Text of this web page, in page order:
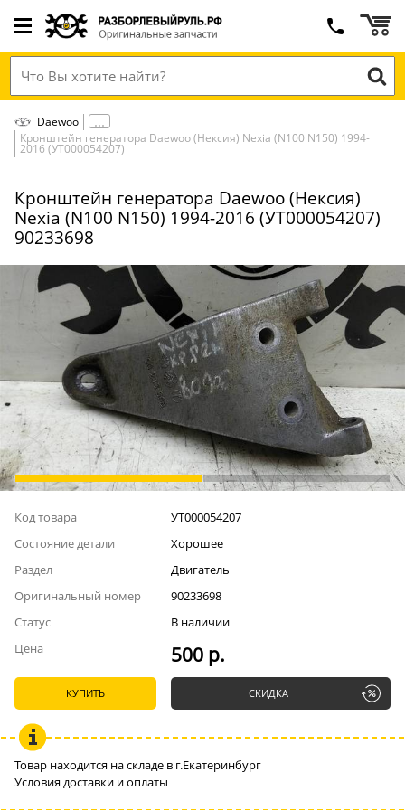
Daewoo
Кронштейн генератора Daewoo (Нексия) Nexia (N100 N150) 1994-
2016 (УТ000054207)
Кронштейн генератора Daewoo (Нексия)
Nexia (N100 N150) 1994-2016 (УТ000054207)
90233698
Код товара
УТ000054207
Состояние детали
Хорошее
Раздел
Двигатель
Оригинальный номер
90233698
Статус
В наличии
Цена
500 р.
КУПИТЬ СКИДКА
Товар находится на складе в г.Екатеринбург
Условия доставки и оплаты